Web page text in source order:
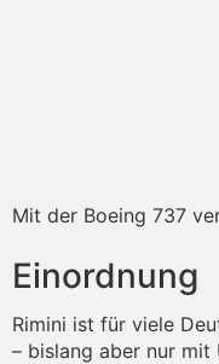
Mit der Boeing 737
Einordnung
Rimini ist für viele
– bislang aber nur